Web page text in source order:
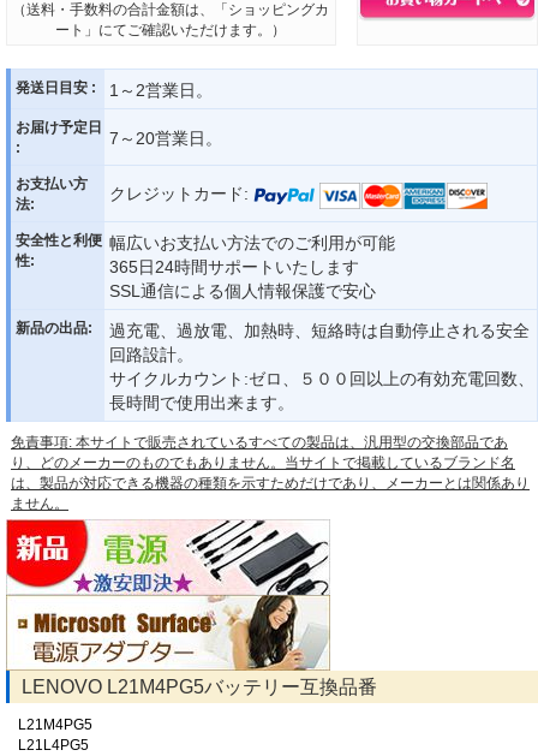
（送料・手数料の合計金額は、「ショッピングカ
ート」にてご確認いただけます。）
発送日目安 : 1～2営業日。
お届け予定日
:
7～20営業日。
お支払い方
法:
クレジットカード:
安全性と利便
性:
幅広いお支払い方法でのご利用が可能
365日24時間サポートいたします
SSL通信による個人情報保護で安心
新品の出品:
過充電、過放電、加熱時、短絡時は自動停止される安全
回路設計。
サイクルカウント:ゼロ、５００回以上の有効充電回数、
長時間で使用出来ます。
免責事項: 本サイトで販売されているすべての製品は、汎用型の交換部品であ
り、どのメーカーのものでもありません。当サイトで掲載しているブランド名
は、製品が対応できる機器の種類を示すためだけであり、メーカーとは関係あり
ません。
LENOVO L21M4PG5バッテリー互換品番
L21M4PG5
L21L4PG5